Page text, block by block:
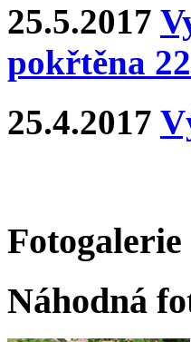
25.5.2017
pokřtěna
25.4.2017
Fotogalerie
Náhodná